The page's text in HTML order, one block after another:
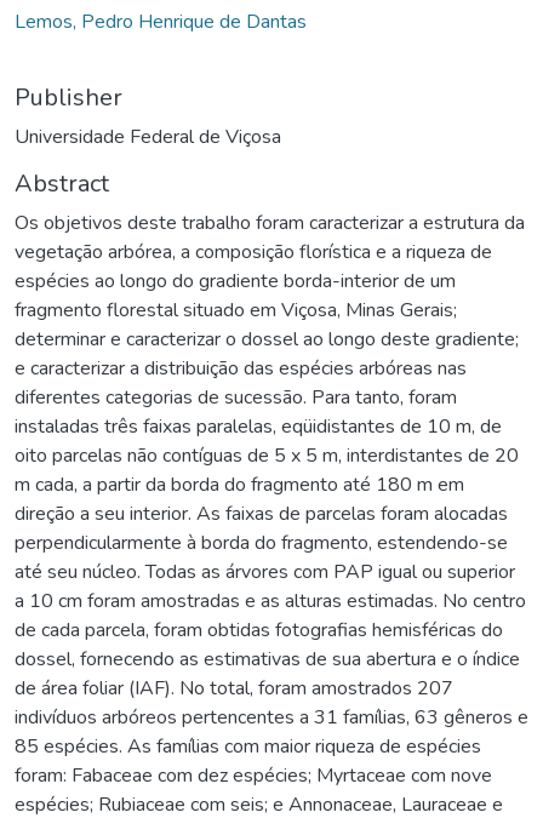
Lemos, Pedro Henrique de Dantas
Publisher
Universidade Federal de Viçosa
Abstract
Os objetivos deste trabalho foram caracterizar a estrutura da
vegetação arbórea, a composição florística e a riqueza de
espécies ao longo do gradiente borda-interior de um
fragmento florestal situado em Viçosa, Minas Gerais;
determinar e caracterizar o dossel ao longo deste gradiente;
e caracterizar a distribuição das espécies arbóreas nas
diferentes categorias de sucessão. Para tanto, foram
instaladas três faixas paralelas, eqüidistantes de 10 m, de
oito parcelas não contíguas de 5 x 5 m, interdistantes de 20
m cada, a partir da borda do fragmento até 180 m em
direção a seu interior. As faixas de parcelas foram alocadas
perpendicularmente à borda do fragmento, estendendo-se
até seu núcleo. Todas as árvores com PAP igual ou superior
a 10 cm foram amostradas e as alturas estimadas. No centro
de cada parcela, foram obtidas fotografias hemisféricas do
dossel, fornecendo as estimativas de sua abertura e o índice
de área foliar (IAF). No total, foram amostrados 207
indivíduos arbóreos pertencentes a 31 famílias, 63 gêneros e
85 espécies. As famílias com maior riqueza de espécies
foram: Fabaceae com dez espécies; Myrtaceae com nove
espécies; Rubiaceae com seis; e Annonaceae, Lauraceae e